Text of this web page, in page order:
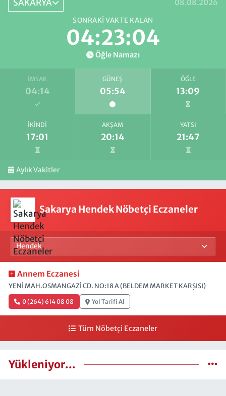
SAKARYA 08.08.2026
SONRAKI VAKTE KALAN
04:23:03
Öğle Namazı
İMSAK
04:14
GÜNEŞ
05:54
ÖĞLE
13:09
İKINDI
17:01
AKŞAM
20:14
YATSI
21:47
Aylık Vakitler
Sakarya Hendek Nöbetçi Eczaneler
Annem Eczanesi
YENİ MAH.OSMANGAZİ CD. NO:18 A (BELDEM MARKET KARŞISI)
0 (264) 614 08 08 Yol Tarifi Al
Tüm Nöbetçi Eczaneler
Yükleniyor...